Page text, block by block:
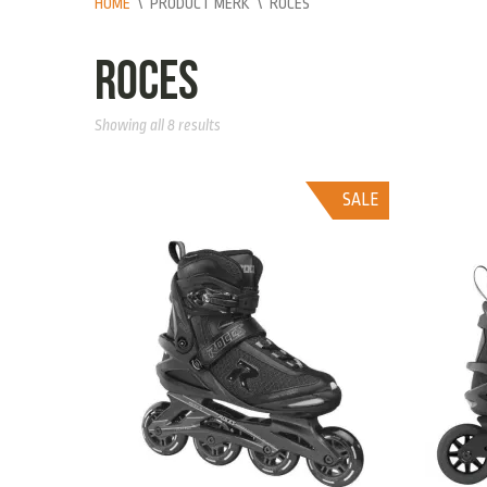
HOME \ PRODUCT MERK \ ROCES
Roces
Showing all 8 results
SALE